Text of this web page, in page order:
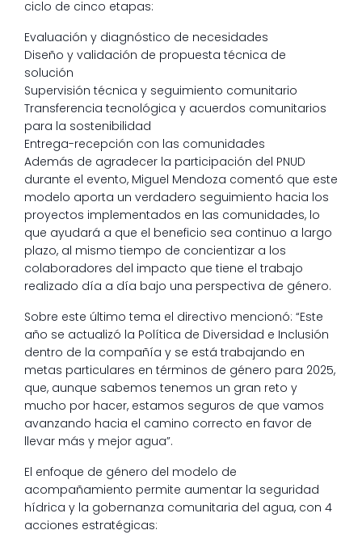
ciclo de cinco etapas:
Evaluación y diagnóstico de necesidades
Diseño y validación de propuesta técnica de
solución
Supervisión técnica y seguimiento comunitario
Transferencia tecnológica y acuerdos comunitarios
para la sostenibilidad
Entrega-recepción con las comunidades
Además de agradecer la participación del PNUD
durante el evento, Miguel Mendoza comentó que este
modelo aporta un verdadero seguimiento hacia los
proyectos implementados en las comunidades, lo
que ayudará a que el beneficio sea continuo a largo
plazo, al mismo tiempo de concientizar a los
colaboradores del impacto que tiene el trabajo
realizado día a día bajo una perspectiva de género.
Sobre este último tema el directivo mencionó: “Este
año se actualizó la Política de Diversidad e Inclusión
dentro de la compañía y se está trabajando en
metas particulares en términos de género para 2025,
que, aunque sabemos tenemos un gran reto y
mucho por hacer, estamos seguros de que vamos
avanzando hacia el camino correcto en favor de
llevar más y mejor agua”.
El enfoque de género del modelo de
acompañamiento permite aumentar la seguridad
hídrica y la gobernanza comunitaria del agua, con 4
acciones estratégicas: